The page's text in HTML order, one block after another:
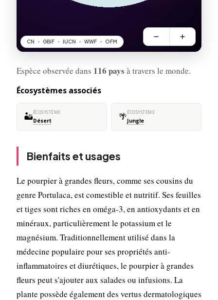
Espèce observée dans 116 pays à travers le monde.
Écosystèmes associés
🏜️ÉCOSYSTÈME
Désert 🌴ÉCOSYSTÈME
Jungle
Bienfaits et usages
Le pourpier à grandes fleurs, comme ses cousins du
genre Portulaca, est comestible et nutritif. Ses feuilles
et tiges sont riches en oméga-3, en antioxydants et en
minéraux, particulièrement le potassium et le
magnésium. Traditionnellement utilisé dans la
médecine populaire pour ses propriétés anti-
inflammatoires et diurétiques, le pourpier à grandes
fleurs peut s'ajouter aux salades ou infusions. La
plante possède également des vertus dermatologiques